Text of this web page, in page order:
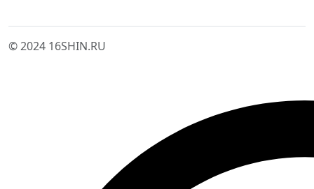
© 2024 16SHIN.RU